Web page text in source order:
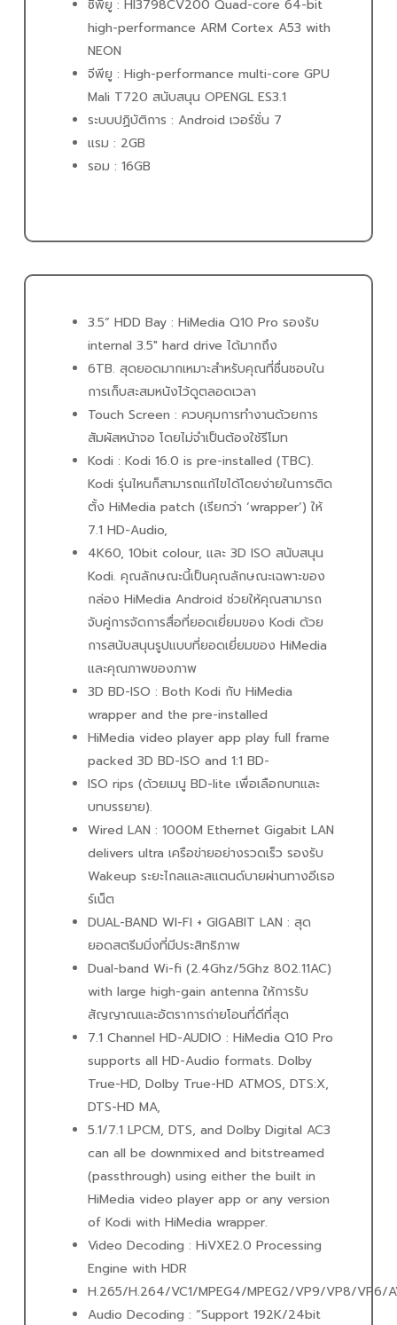
ซีพียู : HI3798CV200 Quad-core 64-bit
high-performance ARM Cortex A53 with
NEON
จีพียู : High-performance multi-core GPU
Mali T720 สนับสนุน OPENGL ES3.1
ระบบปฏิบัติการ : Android เวอร์ชั่น 7
แรม : 2GB
รอม : 16GB
3.5” HDD Bay : HiMedia Q10 Pro รองรับ
internal 3.5″ hard drive ได้มากถึง
6TB. สุดยอดมากเหมาะสำหรับคุณที่ชื่นชอบใน
การเก็บสะสมหนังไว้ดูตลอดเวลา
Touch Screen : ควบคุมการทำงานด้วยการ
สัมผัสหน้าจอ โดยไม่จำเป็นต้องใช้รีโมท
Kodi : Kodi 16.0 is pre-installed (TBC).
Kodi รุ่นไหนก็สามารถแก้ไขได้โดยง่ายในการติด
ตั้ง HiMedia patch (เรียกว่า ‘wrapper’) ให้
7.1 HD-Audio,
4K60, 10bit colour, และ 3D ISO สนับสนุน
Kodi. คุณลักษณะนี้เป็นคุณลักษณะเฉพาะของ
กล่อง HiMedia Android ช่วยให้คุณสามารถ
จับคู่การจัดการสื่อที่ยอดเยี่ยมของ Kodi ด้วย
การสนับสนุนรูปแบบที่ยอดเยี่ยมของ HiMedia
และคุณภาพของภาพ
3D BD-ISO : Both Kodi กับ HiMedia
wrapper and the pre-installed
HiMedia video player app play full frame
packed 3D BD-ISO and 1:1 BD-
ISO rips (ด้วยเมนู BD-lite เพื่อเลือกบทและ
บทบรรยาย).
Wired LAN : 1000M Ethernet Gigabit LAN
delivers ultra เครือข่ายอย่างรวดเร็ว รองรับ
Wakeup ระยะไกลและสแตนด์บายผ่านทางอีเธอ
ร์เน็ต
DUAL-BAND WI-FI + GIGABIT LAN : สุด
ยอดสตรีมมิ่งที่มีประสิทธิภาพ
Dual-band Wi-fi (2.4Ghz/5Ghz 802.11AC)
with large high-gain antenna ให้การรับ
สัญญาณและอัตราการถ่ายโอนที่ดีที่สุด
7.1 Channel HD-AUDIO : HiMedia Q10 Pro
supports all HD-Audio formats. Dolby
True-HD, Dolby True-HD ATMOS, DTS:X,
DTS-HD MA,
5.1/7.1 LPCM, DTS, and Dolby Digital AC3
can all be downmixed and bitstreamed
(passthrough) using either the built in
HiMedia video player app or any version
of Kodi with HiMedia wrapper.
Video Decoding : HiVXE2.0 Processing
Engine with HDR
H.265/H.264/VC1/MPEG4/MPEG2/VP9/VP8/VP6/
Audio Decoding : “Support 192K/24bit